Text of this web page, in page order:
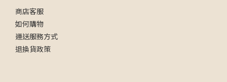
商店客服
如何購物
運送服務方式
退換貨政策